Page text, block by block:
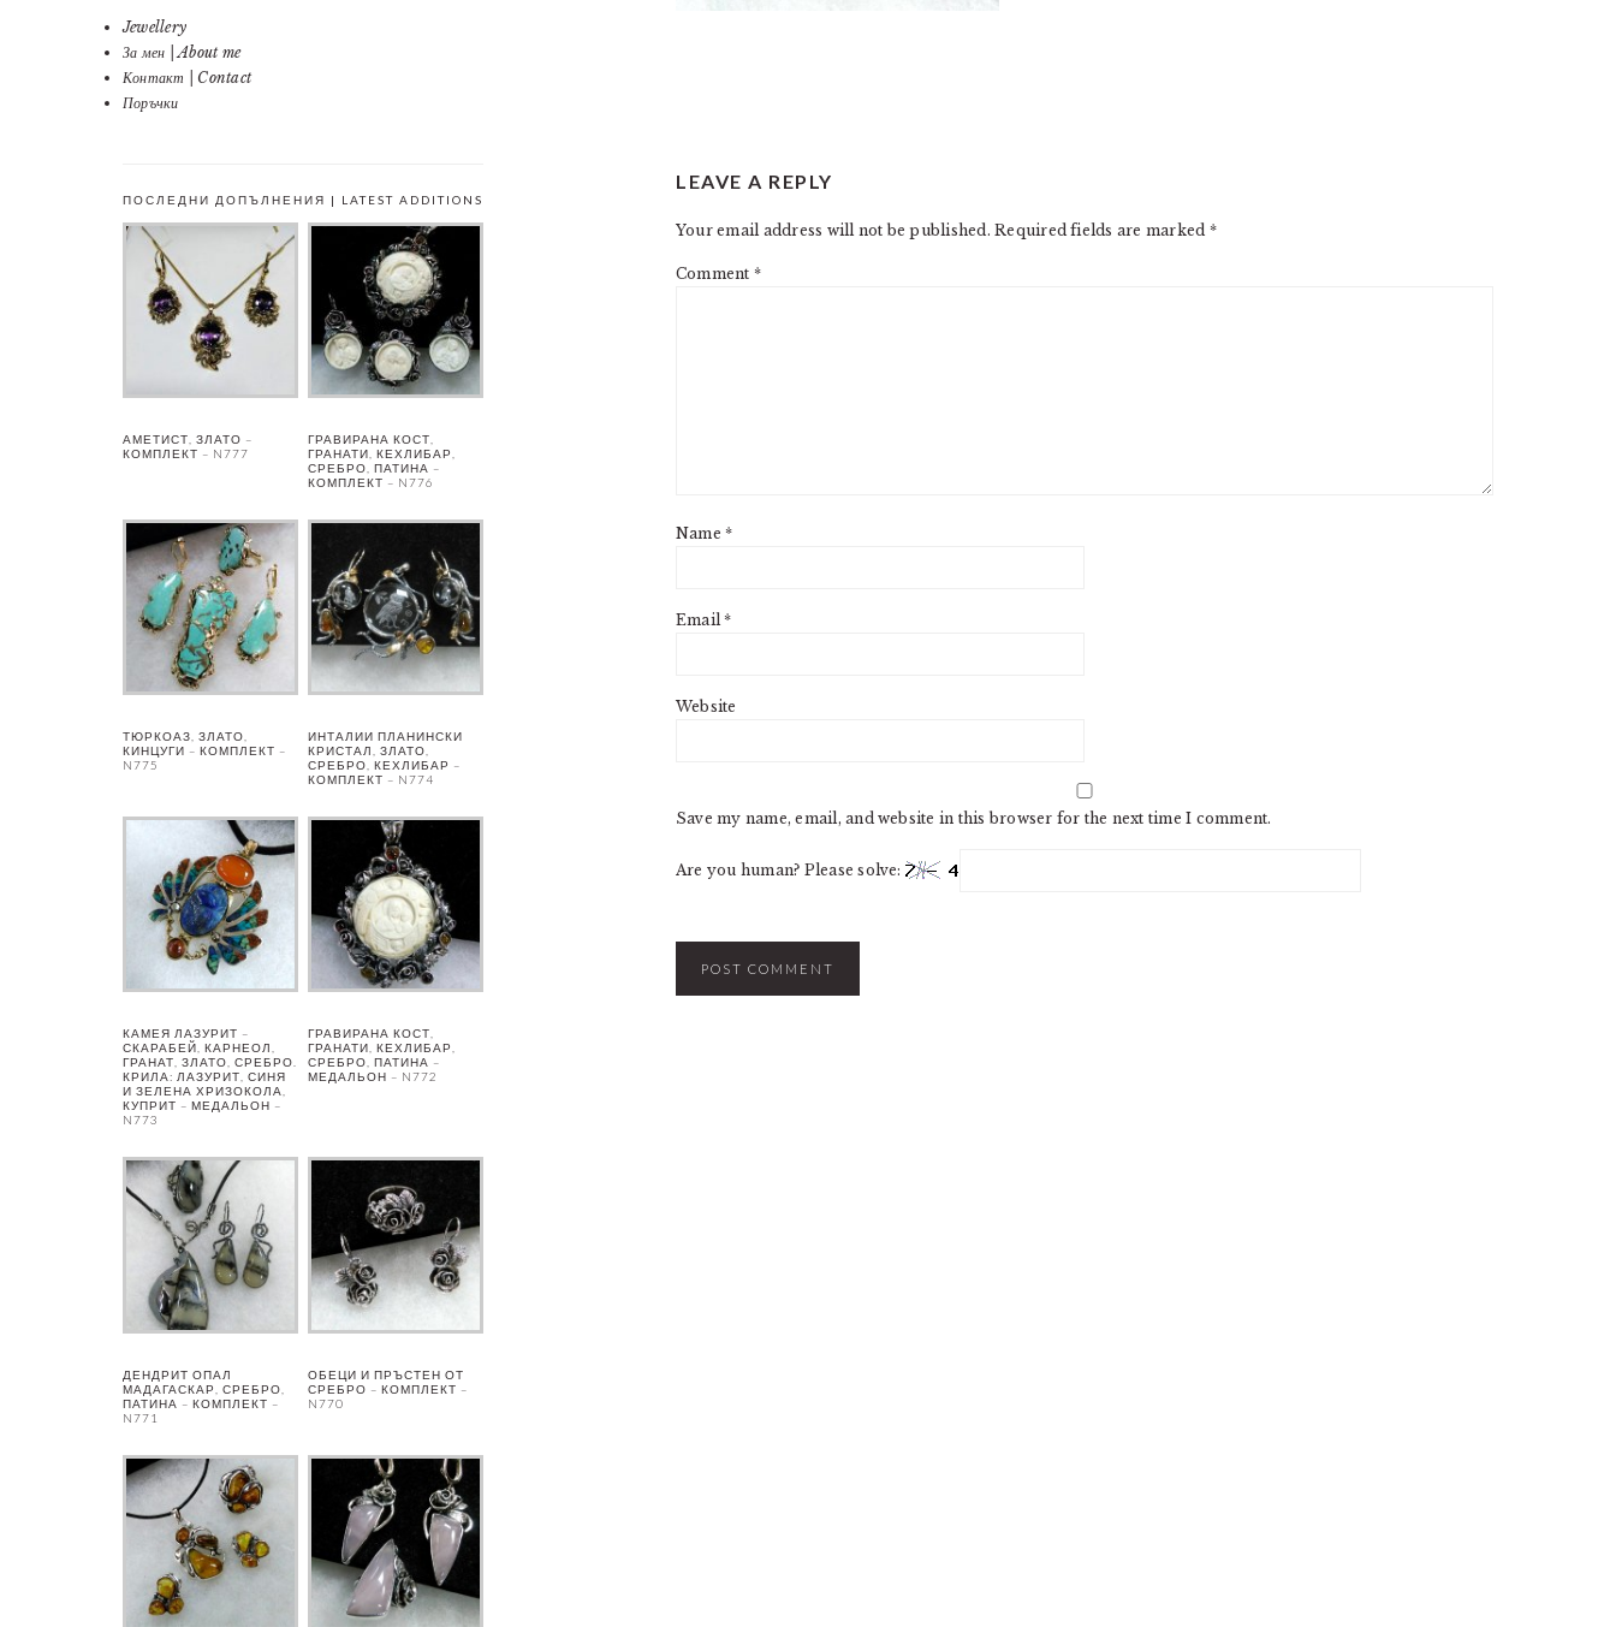
INTERACTIONS
LEAVE A REPLY
Your email address will not be published. Required fields are marked *
Comment *
Name*
Email*
Website
Save my name, email, and website in this browser for the next time I comment.
Are you human? Please solve:
Jewellery
За мен | About me
Контакт | Contact
Поръчки
ПОСЛЕДНИ ДОПЪЛНЕНИЯ | LATEST ADDITIONS
АМЕТИСТ, ЗЛАТО –
КОМПЛЕКТ – N777
ГРАВИРАНА КОСТ,
ГРАНАТИ, КЕХЛИБАР,
СРЕБРО, ПАТИНА –
КОМПЛЕКТ – N776
ТЮРКОАЗ, ЗЛАТО,
КИНЦУГИ – КОМПЛЕКТ –
N775
ИНТАЛИИ ПЛАНИНСКИ
КРИСТАЛ, ЗЛАТО,
СРЕБРО, КЕХЛИБАР –
КОМПЛЕКТ – N774
КАМЕЯ ЛАЗУРИТ –
СКАРАБЕЙ, КАРНЕОЛ,
ГРАНАТ, ЗЛАТО, СРЕБРО.
КРИЛА: ЛАЗУРИТ, СИНЯ
И ЗЕЛЕНА ХРИЗОКОЛА,
КУПРИТ – МЕДАЛЬОН –
N773
ГРАВИРАНА КОСТ,
ГРАНАТИ, КЕХЛИБАР,
СРЕБРО, ПАТИНА –
МЕДАЛЬОН – N772
ДЕНДРИТ ОПАЛ
МАДАГАСКАР, СРЕБРО,
ПАТИНА – КОМПЛЕКТ –
N771
ОБЕЦИ И ПРЪСТЕН ОТ
СРЕБРО – КОМПЛЕКТ –
N770